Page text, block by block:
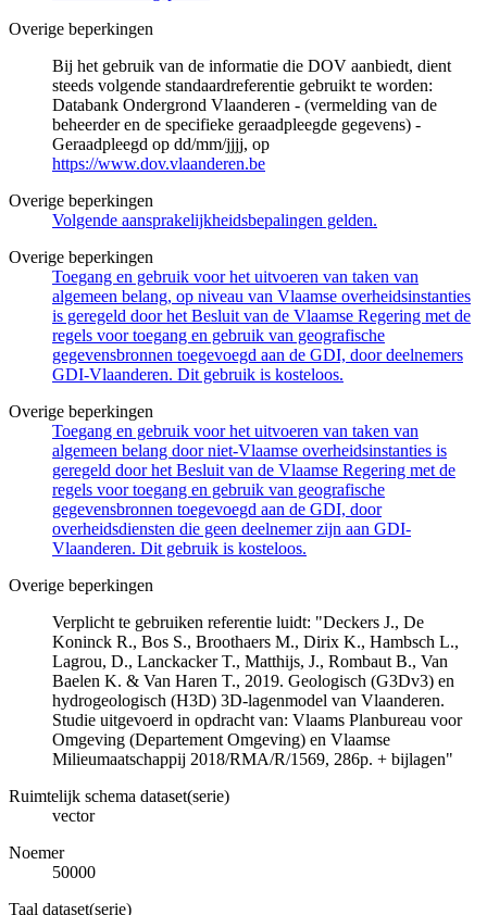
Overige beperkingen
Bij het gebruik van de informatie die DOV aanbiedt, dient
steeds volgende standaardreferentie gebruikt te worden:
Databank Ondergrond Vlaanderen - (vermelding van de
beheerder en de specifieke geraadpleegde gegevens) -
Geraadpleegd op dd/mm/jjjj, op
https://www.dov.vlaanderen.be
Overige beperkingen
Volgende aansprakelijkheidsbepalingen gelden.
Overige beperkingen
Toegang en gebruik voor het uitvoeren van taken van
algemeen belang, op niveau van Vlaamse overheidsinstanties
is geregeld door het Besluit van de Vlaamse Regering met de
regels voor toegang en gebruik van geografische
gegevensbronnen toegevoegd aan de GDI, door deelnemers
GDI-Vlaanderen. Dit gebruik is kosteloos.
Overige beperkingen
Toegang en gebruik voor het uitvoeren van taken van
algemeen belang door niet-Vlaamse overheidsinstanties is
geregeld door het Besluit van de Vlaamse Regering met de
regels voor toegang en gebruik van geografische
gegevensbronnen toegevoegd aan de GDI, door
overheidsdiensten die geen deelnemer zijn aan GDI-
Vlaanderen. Dit gebruik is kosteloos.
Overige beperkingen
Verplicht te gebruiken referentie luidt: "Deckers J., De
Koninck R., Bos S., Broothaers M., Dirix K., Hambsch L.,
Lagrou, D., Lanckacker T., Matthijs, J., Rombaut B., Van
Baelen K. & Van Haren T., 2019. Geologisch (G3Dv3) en
hydrogeologisch (H3D) 3D-lagenmodel van Vlaanderen.
Studie uitgevoerd in opdracht van: Vlaams Planbureau voor
Omgeving (Departement Omgeving) en Vlaamse
Milieumaatschappij 2018/RMA/R/1569, 286p. + bijlagen"
Ruimtelijk schema dataset(serie)
vector
Noemer
50000
Taal dataset(serie)